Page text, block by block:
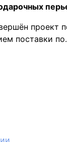
проект
поставки